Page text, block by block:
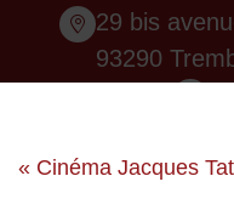
« Cinéma Jacques
29 bis
93290